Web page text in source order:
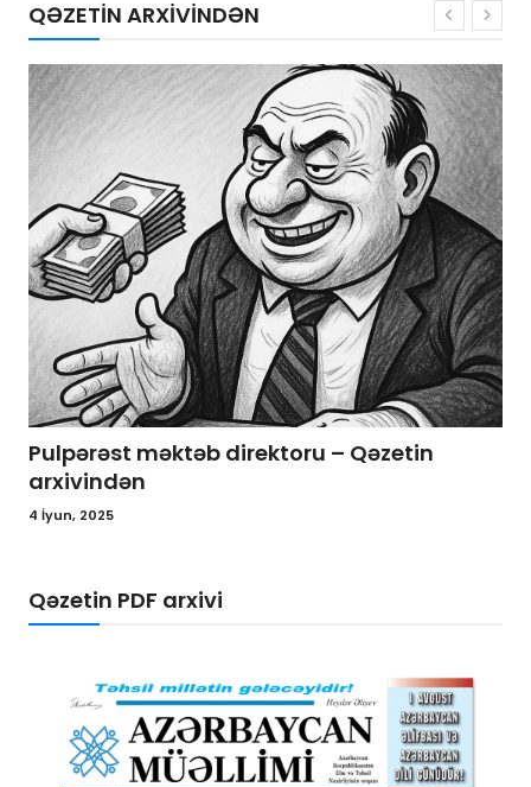
QƏZETİN ARXİVİNDƏN
“Əxlaq qiymətləri” – Qəzetin arxivindən
27 May, 2025
Qəzetin PDF arxivi